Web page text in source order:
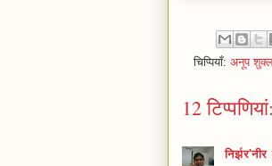
चिप्पियाँ: अनूप
12 टिप्‍पणियां:
निर्झर'नीर